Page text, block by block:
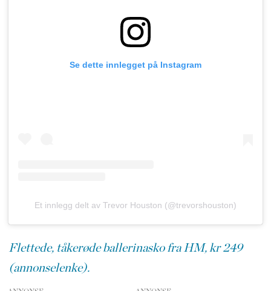
Se dette innlegget på Instagram
Et innlegg delt av Trevor Houston (@trevorshouston)
Flettede, tåkerøde ballerinasko fra HM, kr 249
(annonselenke).